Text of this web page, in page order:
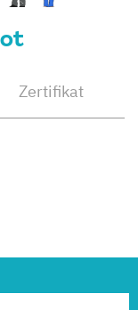
Zertifikat